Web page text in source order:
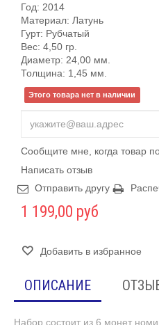
Год: 2014
Материал: Латунь
Гурт: Рубчатый
Вес: 4,50 гр.
Диаметр: 24,00 мм.
Толщина: 1,45 мм.
Этого товара нет в наличии
Сообщите мне, когда товар
Написать отзыв
Отправить другу
1 199,00 руб
Добавить в избранное
ОПИСАНИЕ
Набор состоит из 6 монет